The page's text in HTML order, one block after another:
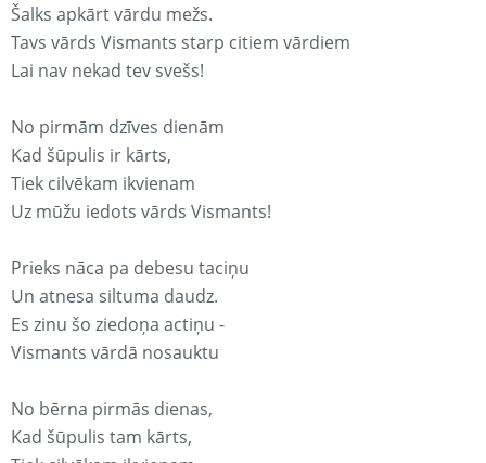
Šalks apkārt vārdu mežs.
Tavs vārds Vismants starp citiem vārdiem
Lai nav nekad tev svešs!
No pirmām dzīves dienām
Kad šūpulis ir kārts,
Tiek cilvēkam ikvienam
Uz mūžu iedots vārds Vismants!
Prieks nāca pa debesu taciņu
Un atnesa siltuma daudz.
Es zinu šo ziedoņa actiņu -
Vismants vārdā nosauktu
No bērna pirmās dienas,
Kad šūpulis tam kārts,